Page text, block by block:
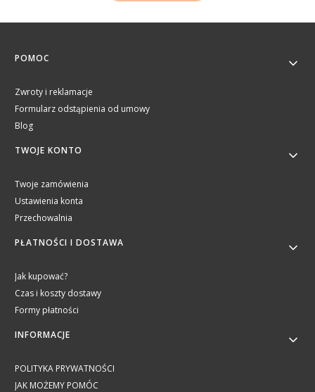
Linki w stopce
POMOC
Zwroty i reklamacje
Formularz odstąpienia od umowy
Blog
TWOJE KONTO
Twoje zamówienia
Ustawienia konta
Przechowalnia
PŁATNOŚCI I DOSTAWA
Jak kupować?
Czas i koszty dostawy
Formy płatności
INFORMACJE
POLITYKA PRYWATNOŚCI
JAK MOŻEMY POMÓC